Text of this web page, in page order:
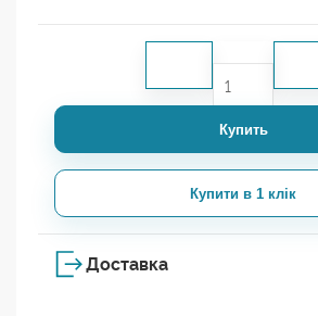
Купить
Купити в 1 клік
Доставка